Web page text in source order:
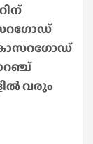
കാസറഗോഡ്
വരും